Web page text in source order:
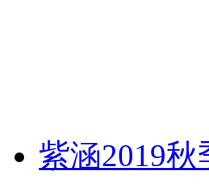
紫涵2019秋